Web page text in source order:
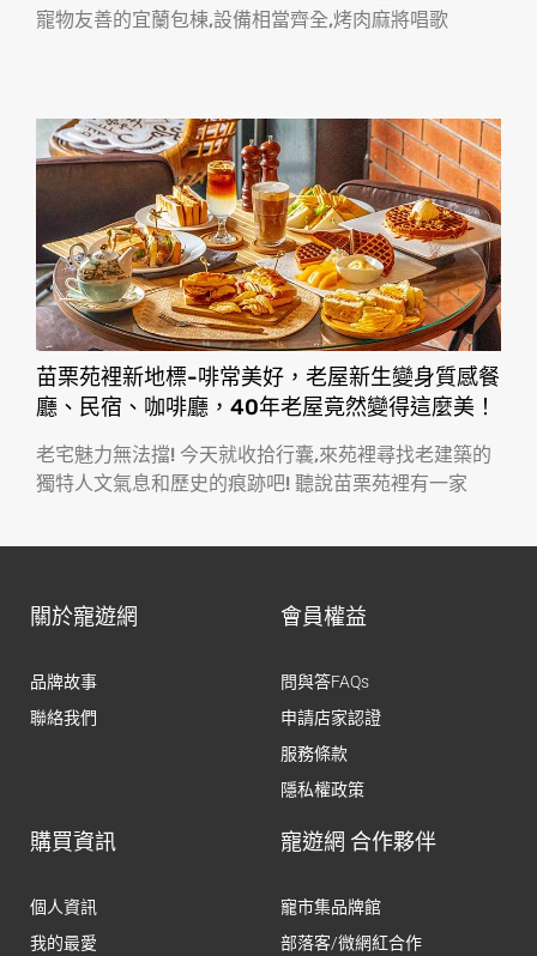
寵物友善的宜蘭包棟,設備相當齊全,烤肉麻將唱歌
苗栗苑裡新地標-啡常美好，老屋新生變身質感餐
廳、民宿、咖啡廳，40年老屋竟然變得這麼美！
老宅魅力無法擋! 今天就收拾行囊,來苑裡尋找老建築的
獨特人文氣息和歷史的痕跡吧! 聽說苗栗苑裡有一家
關於寵遊網
品牌故事
聯絡我們
會員權益
問與答FAQs
申請店家認證
服務條款
隱私權政策
購買資訊
個人資訊
我的最愛
寵遊網 合作夥伴
寵市集品牌館
部落客/微網紅合作